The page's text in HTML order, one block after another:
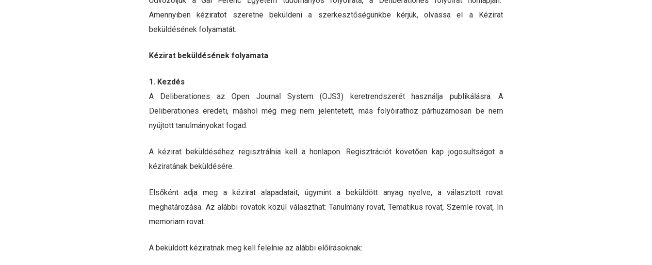
Amennyiben kéziratot szeretne beküldeni a szerkesztőségünkbe kérjük, olvassa el a Kézirat
beküldésének folyamatát.
Kézirat beküldésének folyamata
1. Kezdés
A Deliberationes az Open Journal System (OJS3) keretrendszerét használja publikálásra. A
Deliberationes eredeti, máshol még meg nem jelentetett, más folyóirathoz párhuzamosan be nem
nyújtott tanulmányokat fogad.
A kézirat beküldéséhez regisztrálnia kell a honlapon. Regisztrációt követően kap jogosultságot a
kéziratának beküldésére.
Elsőként adja meg a kézirat alapadatait, úgymint a beküldött anyag nyelve, a választott rovat
meghatározása. Az alábbi rovatok közül választhat: Tanulmány rovat, Tematikus rovat, Szemle rovat, In
memoriam rovat.
A beküldött kéziratnak meg kell felelnie az alábbi előírásoknak: